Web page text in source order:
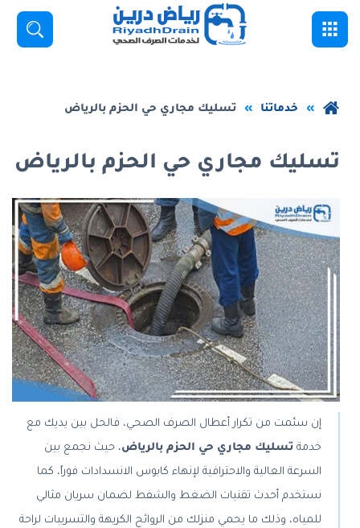
تخطي
الصفحة
الرئيسية
خدماتنا تسليك مجاري حي الحزم بالرياض
تسليك مجاري حي الحزم بالرياض
إن سئمت من تكرار أعطال الصرف الصحي، فالحل بين يديك مع
خدمة تسليك مجاري حي الحزم بالرياض، حيث نجمع بين
السرعة العالية والاحترافية لإنهاء كابوس الانسدادات فوراً، كما
نستخدم أحدث تقنيات الضغط والشفط لضمان سريان مثالي
للمياه، وذلك ما يحمي منزلك من الروائح الكريهة والتسريبات لراحة